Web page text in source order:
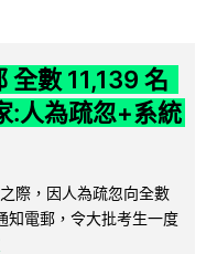
全數 11,139 名
:人為疏忽+系統
際，因人為疏忽向全數
知電郵，令大批考生一度